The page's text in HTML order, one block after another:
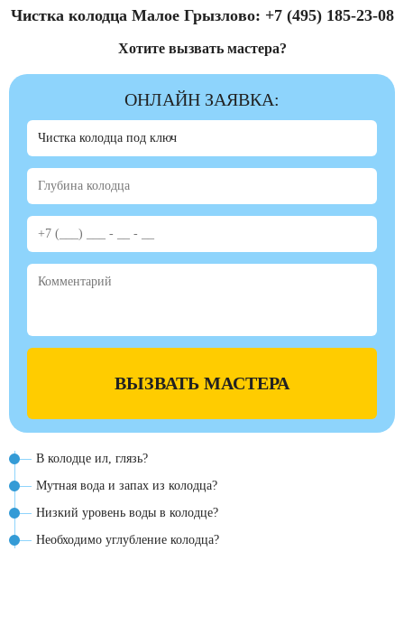
Чистка колодца Малое Грызлово: +7 (495) 185-23-08
Хотите вызвать мастера?
ОНЛАЙН ЗАЯВКА:
ВЫЗВАТЬ МАСТЕРА
В колодце ил, глязь?
Мутная вода и запах из колодца?
Низкий уровень воды в колодце?
Необходимо углубление колодца?